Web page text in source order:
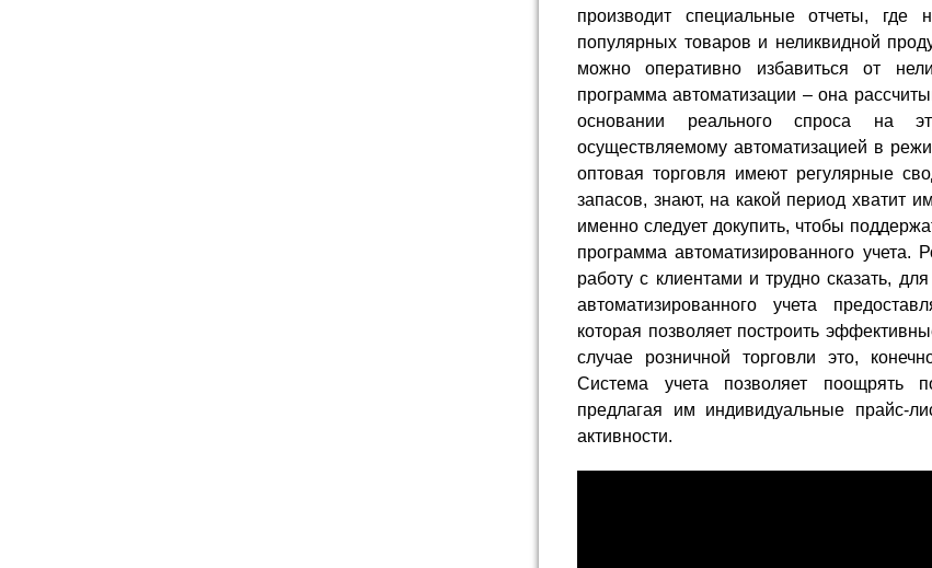
производит специальные отчеты, где
популярных товаров и неликвидной
можно оперативно избавиться от
программа автоматизации – она
основании реального спроса на
осуществляемому автоматизацией в
оптовая торговля имеют регулярные
запасов, знают, на какой период хватит
именно следует докупить, чтобы
программа автоматизированного учета.
работу с клиентами и трудно сказать,
автоматизированного учета
которая позволяет построить
случае розничной торговли это,
Система учета позволяет поощрять
предлагая им индивидуальные прайс-
активности.